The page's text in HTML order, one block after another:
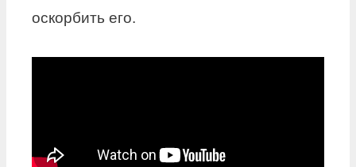
оскорбить его.